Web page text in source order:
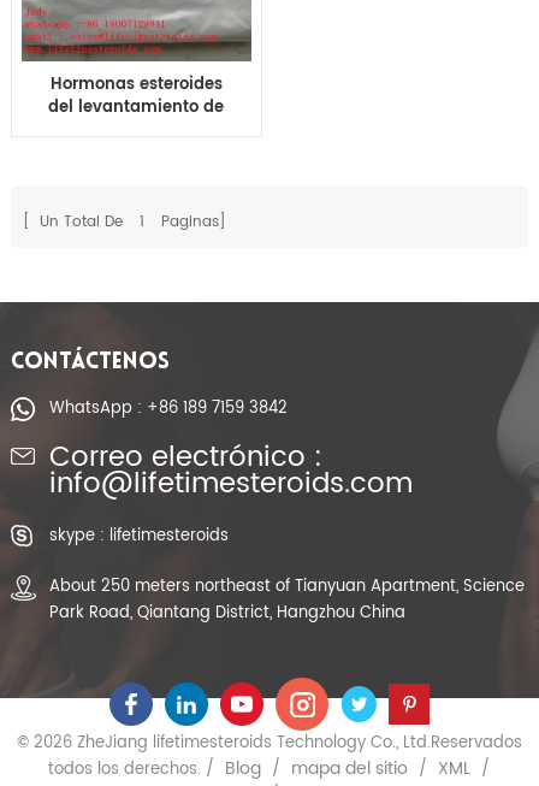
Hormonas esteroides
del levantamiento de
pesas del polvo del
[ Un Total De 1 Paginas]
CONTÁCTENOS
WhatsApp : +86 189 7159 3842
Correo electrónico :
info@lifetimesteroids.com
skype : lifetimesteroids
About 250 meters northeast of Tianyuan Apartment, Science
Park Road, Qiantang District, Hangzhou China
© 2026 ZheJiang lifetimesteroids Technology Co., Ltd.Reservados
todos los derechos. / Blog / mapa del sitio / XML /